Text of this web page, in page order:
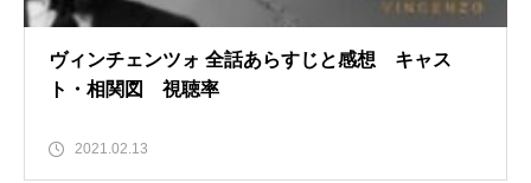
ヴィンチェンツォ 全話あらすじと感想 キャス
ト・相関図 視聴率
2021.02.13